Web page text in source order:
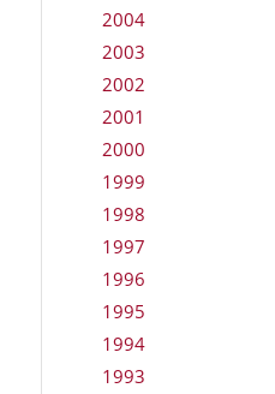
2004
2003
2002
2001
2000
1999
1998
1997
1996
1995
1994
1993